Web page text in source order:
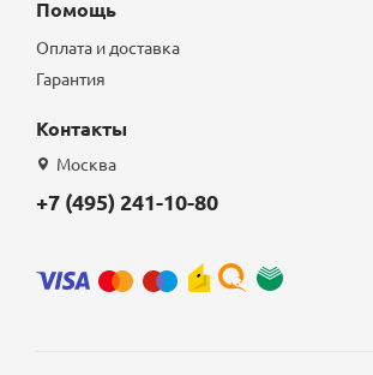
Помощь
Оплата и доставка
Гарантия
Контакты
Москва
+7 (495) 241-10-80